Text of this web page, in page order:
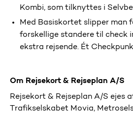
Kombi, som tilknyttes i
Med Basiskortet slipper man
forskellige standere til check
ekstra rejsende. Ét
Om Rejsekort & Rejseplan A/S
Rejsekort & Rejseplan A/S ejes
Trafikselskabet Movia,